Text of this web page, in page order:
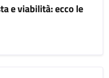
e viabilità: ecco le